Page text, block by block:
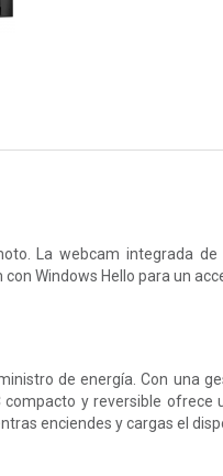
La webcam integrada
Windows Hello para un
de energía. Con una
y reversible ofrece
enciendes y cargas el